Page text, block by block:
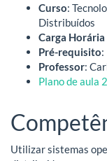
Curso:
Distribuídos
Carga Horária
Pré-requisito:
Professor:
Plano de aula
Utilizar sistemas